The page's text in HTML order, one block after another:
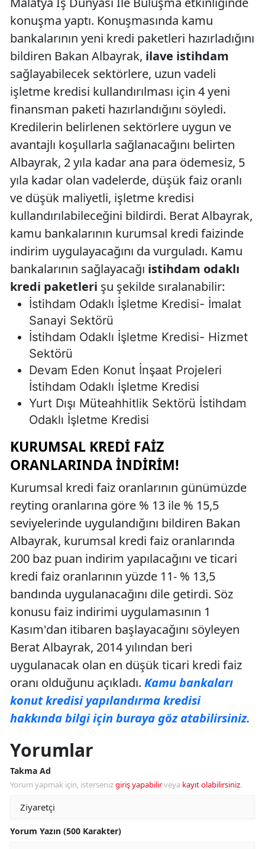
konuşma yaptı. Konuşmasında kamu
bankalarının yeni kredi paketleri hazırladığını
bildiren Bakan Albayrak, ilave istihdam
sağlayabilecek sektörlere, uzun vadeli
işletme kredisi kullandırılması için 4 yeni
finansman paketi hazırlandığını söyledi.
Kredilerin belirlenen sektörlere uygun ve
avantajlı koşullarla sağlanacağını belirten
Albayrak, 2 yıla kadar ana para ödemesiz, 5
yıla kadar olan vadelerde, düşük faiz oranlı
ve düşük maliyetli, işletme kredisi
kullandırılabileceğini bildirdi. Berat Albayrak,
kamu bankalarının kurumsal kredi faizinde
indirim uygulayacağını da vurguladı. Kamu
bankalarının sağlayacağı istihdam odaklı
kredi paketleri şu şekilde sıralanabilir:
İstihdam Odaklı İşletme Kredisi- İmalat
Sanayi Sektörü
İstihdam Odaklı İşletme Kredisi- Hizmet
Sektörü
Devam Eden Konut İnşaat Projeleri
İstihdam Odaklı İşletme Kredisi
Yurt Dışı Müteahhitlik Sektörü İstihdam
Odaklı İşletme Kredisi
KURUMSAL KREDI FAIZ
ORANLARINDA İNDIRIM!
Kurumsal kredi faiz oranlarının günümüzde
reyting oranlarına göre % 13 ile % 15,5
seviyelerinde uygulandığını bildiren Bakan
Albayrak, kurumsal kredi faiz oranlarında
200 baz puan indirim yapılacağını ve ticari
kredi faiz oranlarının yüzde 11- % 13,5
bandında uygulanacağını dile getirdi. Söz
konusu faiz indirimi uygulamasının 1
Kasım'dan itibaren başlayacağını söyleyen
Berat Albayrak, 2014 yılından beri
uygulanacak olan en düşük ticari kredi faiz
oranı olduğunu açıkladı. Kamu bankaları
konut kredisi yapılandırma kredisi
hakkında bilgi için buraya göz atabilirsiniz.
Yorumlar
Takma Ad
Yorum yapmak için, istersenizgiriş yapabilirveya kayıt olabilirsiniz.
Yorum Yazın (500 Karakter)